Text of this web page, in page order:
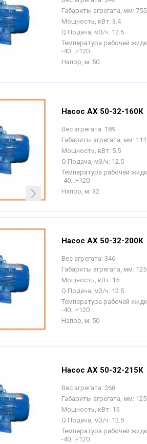
Габариты агрегата, мм:
Мощность, кВт: 3.4
Q Подача, м3/ч: 12.5
Температура рабочей
-40...+120
Напор, м: 50
Насос АХ 50-32-160К
Вес агрегата: 189
Габариты агрегата, мм:
Мощность, кВт: 5.5
Q Подача, м3/ч: 12.5
Температура рабочей
-40...+120
Напор, м: 32
Насос АХ 50-32-200К
Вес агрегата: 346
Габариты агрегата, мм:
Мощность, кВт: 15
Q Подача, м3/ч: 12.5
Температура рабочей
-40...+120
Напор, м: 50
Насос АХ 50-32-215К
Вес агрегата: 268
Габариты агрегата, мм:
Мощность, кВт: 15
Q Подача, м3/ч: 12.5
Температура рабочей
-40...+120